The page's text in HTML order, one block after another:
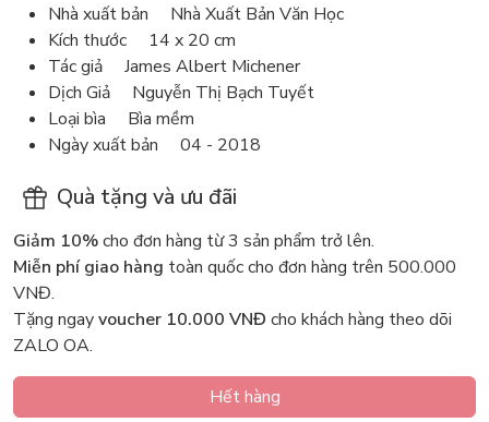
Nhà xuất bản Nhà Xuất Bản Văn Học
Kích thước 14 x 20 cm
Tác giả James Albert Michener
Dịch Giả Nguyễn Thị Bạch Tuyết
Loại bìa Bìa mềm
Ngày xuất bản 04 - 2018
Quà tặng và ưu đãi
Giảm 10%cho đơn hàng từ 3 sản phẩm trở lên.
Miễn phí giao hàng toàn quốc cho đơn hàng trên 500.000
VNĐ.
Tặng ngayvoucher 10.000 VNĐ cho khách hàng theo dõi
ZALO OA.
Hết hàng